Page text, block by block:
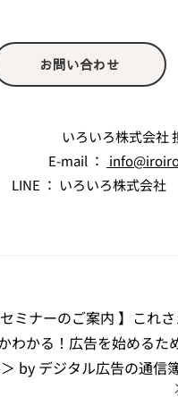
お問い合わせ
いろいろ株式会社
E-mail ：
LINE ： いろいろ株式会社
セミナーのご案内 】これ
わかる！広告を始めるた
by デジタル広告の通信